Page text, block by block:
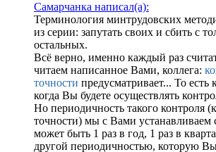
Самарчанка написал(а):
Терминология минтрудовских
из серии: запутать своих и сбить с
остальных.
Всё верно, именно каждый раз
читаем написанное Вами, коллега:
точности предусматривает... То есть
когда Вы будете осуществлять
Но периодичность такого контроля
точности) мы с Вами устанавливаем
может быть 1 раз в год, 1 раз в
другой периодичностью, которую